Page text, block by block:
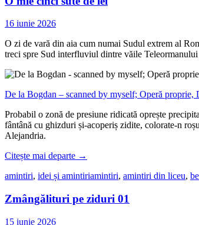
16 iunie 2026
O zi de vară din aia cum numai Sudul extrem al
treci spre Sud interfluviul dintre văile Teleormanului
De la Bogdan – scanned by myself; Operă proprie,
Probabil o zonă de presiune ridicată oprește
fântână cu ghizduri și-acoperiș zidite, colorate-n
Alejandria.
Citește mai departe →
amintiri, idei și amintiriamintiri, amintiri din liceu,
Zmângălituri pe ziduri 01
15 iunie 2026